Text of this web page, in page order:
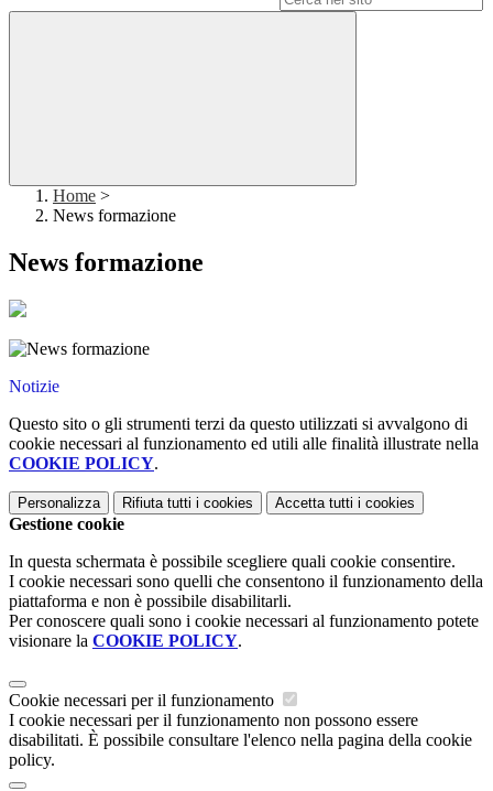
Home >
News formazione
News formazione
Notizie
Questo sito o gli strumenti terzi da questo utilizzati si avvalgono di
cookie necessari al funzionamento ed utili alle finalità illustrate nella
COOKIE POLICY.
Personalizza Rifiuta tutti i cookies Accetta tutti i cookies
Gestione cookie
In questa schermata è possibile scegliere quali cookie consentire.
I cookie necessari sono quelli che consentono il funzionamento della
piattaforma e non è possibile disabilitarli.
Per conoscere quali sono i cookie necessari al funzionamento potete
visionare la COOKIE POLICY.
Cookie necessari per il funzionamento
I cookie necessari per il funzionamento non possono essere
disabilitati. È possibile consultare l'elenco nella pagina della cookie
policy.